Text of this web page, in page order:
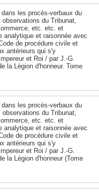
les procès-verbaux du
du Tribunat,
etc. etc. et
analytique et raisonnée avec
de procédure civile et
antérieurs qui s'y
et Roi / par J.-G.
la Légion d'honneur. Tome
les procès-verbaux du
du Tribunat,
etc. etc. et
analytique et raisonnée avec
de procédure civile et
antérieurs qui s'y
et Roi / par J.-G.
la Légion d'honneur (Tome